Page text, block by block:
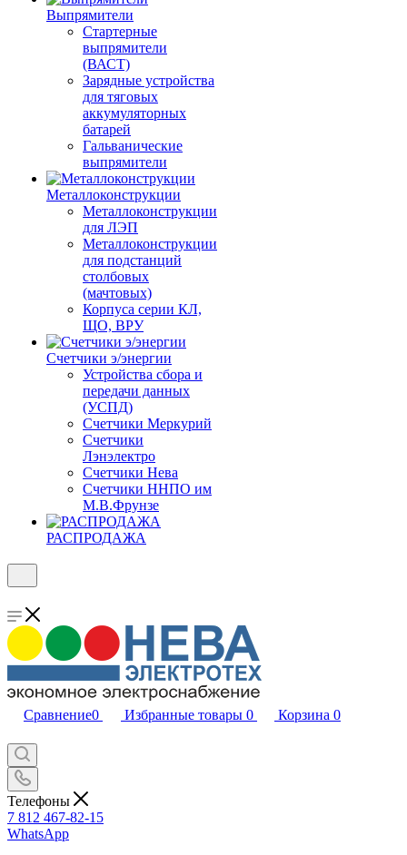
Выпрямители
Стартерные
выпрямители
(ВАСТ)
Зарядные устройства
для тяговых
аккумуляторных
батарей
Гальванические
выпрямители
Металлоконструкции
Металлоконструкции
для ЛЭП
Металлоконструкции
для подстанций
столбовых
(мачтовых)
Корпуса серии КЛ,
ЩО, ВРУ
Счетчики э/энергии
Устройства сбора и
передачи данных
(УСПД)
Счетчики Меркурий
Счетчики
Лэнэлектро
Счетчики Нева
Счетчики ННПО им
М.В.Фрунзе
РАСПРОДАЖА
Сравнение0 Избранные товары 0 Корзина 0
Телефоны
7 812 467-82-15
WhatsApp